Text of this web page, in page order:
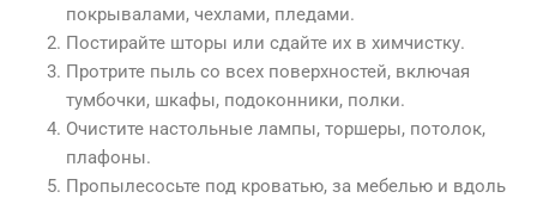
покрывалами, чехлами, пледами.
Постирайте шторы или сдайте их в химчистку.
Протрите пыль со всех поверхностей, включая
тумбочки, шкафы, подоконники, полки.
Очистите настольные лампы, торшеры, потолок,
плафоны.
Пропылесосьте под кроватью, за мебелью и вдоль